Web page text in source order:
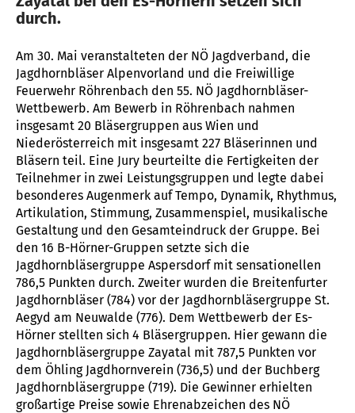
durch.
Am 30. Mai veranstalteten der NÖ Jagdverband, die
Jagdhornbläser Alpenvorland und die Freiwillige
Feuerwehr Röhrenbach den 55. NÖ Jagdhornbläser-
Wettbewerb. Am Bewerb in Röhrenbach nahmen
insgesamt 20 Bläsergruppen aus Wien und
Niederösterreich mit insgesamt 227 Bläserinnen und
Bläsern teil. Eine Jury beurteilte die Fertigkeiten der
Teilnehmer in zwei Leistungsgruppen und legte dabei
besonderes Augenmerk auf Tempo, Dynamik, Rhythmus,
Artikulation, Stimmung, Zusammenspiel, musikalische
Gestaltung und den Gesamteindruck der Gruppe. Bei
den 16 B-Hörner-Gruppen setzte sich die
Jagdhornbläsergruppe Aspersdorf mit sensationellen
786,5 Punkten durch. Zweiter wurden die Breitenfurter
Jagdhornbläser (784) vor der Jagdhornbläsergruppe St.
Aegyd am Neuwalde (776). Dem Wettbewerb der Es-
Hörner stellten sich 4 Bläsergruppen. Hier gewann die
Jagdhornbläsergruppe Zayatal mit 787,5 Punkten vor
dem Öhling Jagdhornverein (736,5) und der Buchberg
Jagdhornbläsergruppe (719). Die Gewinner erhielten
großartige Preise sowie Ehrenabzeichen des NÖ